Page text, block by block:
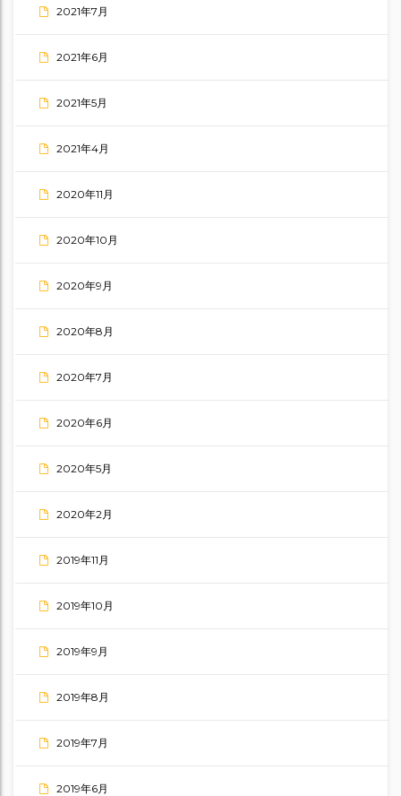
2021年7月
2021年6月
2021年5月
2021年4月
2020年11月
2020年10月
2020年9月
2020年8月
2020年7月
2020年6月
2020年5月
2020年2月
2019年11月
2019年10月
2019年9月
2019年8月
2019年7月
2019年6月